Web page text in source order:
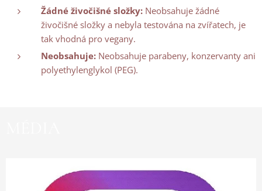
Žádné živočišné složky: Neobsahuje žádné
živočišné složky a nebyla testována na zvířatech, je
tak vhodná pro vegany.
Neobsahuje: Neobsahuje parabeny, konzervanty ani
polyethylenglykol (PEG).